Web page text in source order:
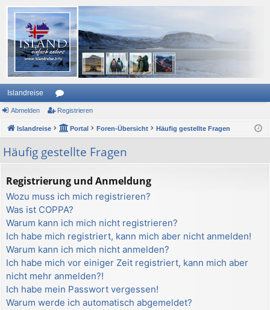
Islandreise
or
en
Abmelden Registrieren
Islandreise Portal Foren-Übersicht Häufig gestellte Fragen
Häufig gestellte Fragen
Registrierung und Anmeldung
Wozu muss ich mich registrieren?
Was ist COPPA?
Warum kann ich mich nicht registrieren?
Ich habe mich registriert, kann mich aber nicht anmelden!
Warum kann ich mich nicht anmelden?
Ich habe mich vor einiger Zeit registriert, kann mich aber
nicht mehr anmelden?!
Ich habe mein Passwort vergessen!
Warum werde ich automatisch abgemeldet?